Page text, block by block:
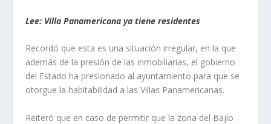
Lee: Villa Panamericana ya tiene residentes
Recordó que esta es una situación irregular, en la que
además de la presión de las inmobiliarias, el gobierno
del Estado ha presionado al ayuntamiento para que se
otorgue la habitabilidad a las Villas Panamericanas.
Reiteró que en caso de permitir que la zona del Bajío